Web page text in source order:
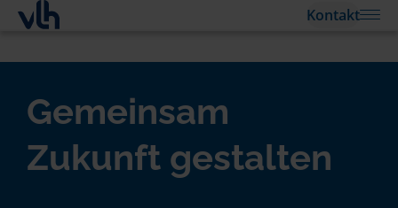
Kontakt
Gemeinsam
Zukunft gestalten